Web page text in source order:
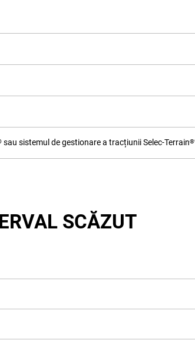
sau sistemul de gestionare a tracțiunii Selec-Terrain®
SCĂZUT